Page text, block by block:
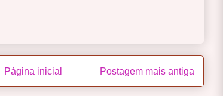
Postagem mais antiga
Página inicial